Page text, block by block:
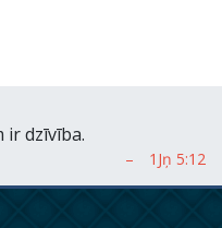
ir dzīvība.